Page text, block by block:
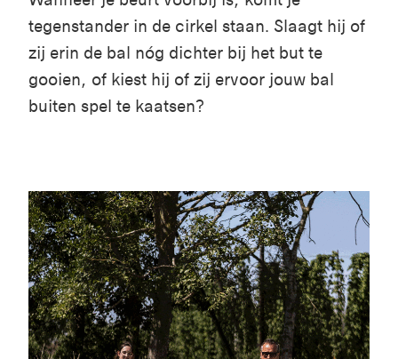
tegenstander in de cirkel staan. Slaagt hij of
zij erin de bal nóg dichter bij het but te
gooien, of kiest hij of zij ervoor jouw bal
buiten spel te kaatsen?